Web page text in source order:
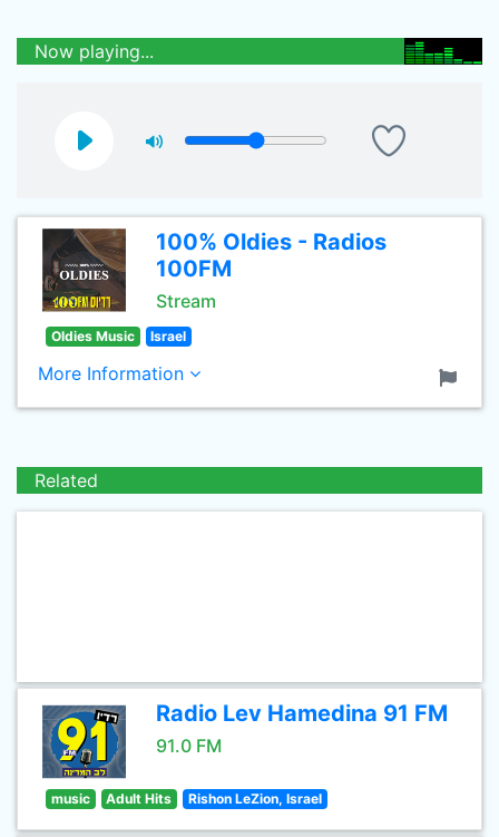
Now playing...
100% Oldies - Radios
100FM
Stream
Oldies Music Israel
More Information
Related
Radio Lev Hamedina 91 FM
91.0 FM
music Adult Hits Rishon LeZion, Israel